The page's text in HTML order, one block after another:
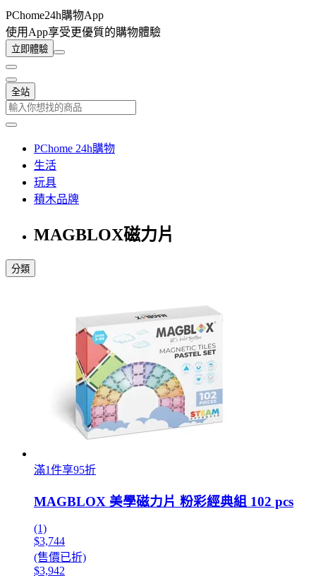
PChome24h購物App
使用App享受更優質的購物體驗
立即體驗
全站
PChome 24h購物
生活
玩具
積木品牌
MAGBLOX磁力片
分類
滿1件享95折
MAGBLOX 美學磁力片 粉彩經典組 102 pcs
(1)
$3,744
(售價已折)
$3,942